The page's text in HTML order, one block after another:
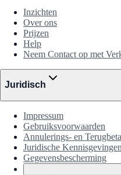
Inzichten
Over ons
Prijzen
Help
Neem Contact op met
Juridisch
Impressum
Gebruiksvoorwaarden
Annulerings- en
Juridische Kennisgevingen
Gegevensbescherming